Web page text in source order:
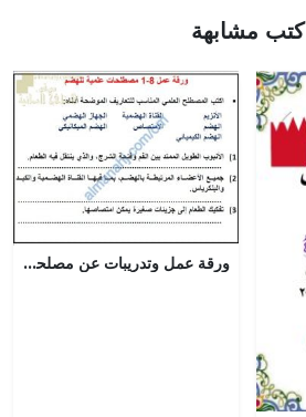
كتب مشابهة
ورقة عمل وتدريبات عن مصلحات عملية الهضم مع الحل (أحياء) التاسع